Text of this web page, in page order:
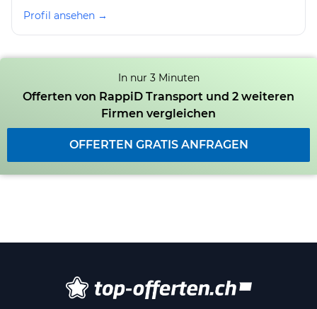
Profil ansehen →
In nur 3 Minuten
Offerten von RappiD Transport und 2 weiteren
Firmen vergleichen
OFFERTEN GRATIS ANFRAGEN